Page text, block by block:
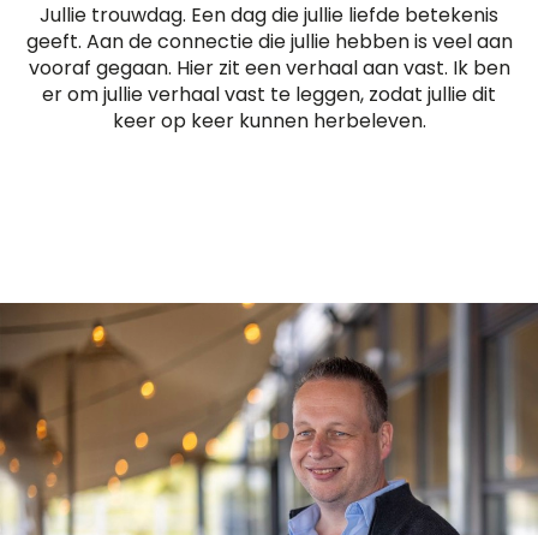
Jullie trouwdag. Een dag die jullie liefde betekenis
geeft. Aan de connectie die jullie hebben is veel aan
vooraf gegaan. Hier zit een verhaal aan vast. Ik ben
er om jullie verhaal vast te leggen, zodat jullie dit
keer op keer kunnen herbeleven.